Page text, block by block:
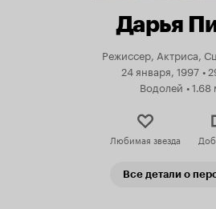
Дарья
Режиссер, Актриса,
24 января, 1997 •
Водолей •1.68
Любимая звезда
Все детали о